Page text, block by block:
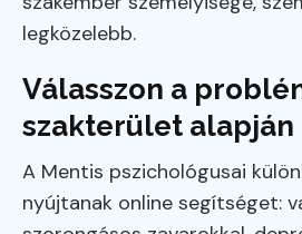
legközelebb.
Válasszon a
szakterület alapján
A Mentis pszichológusai
nyújtanak online segítséget: